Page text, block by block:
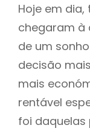
Hoje em
chegaram à
de um
decisão
mais
rentável
foi daquelas